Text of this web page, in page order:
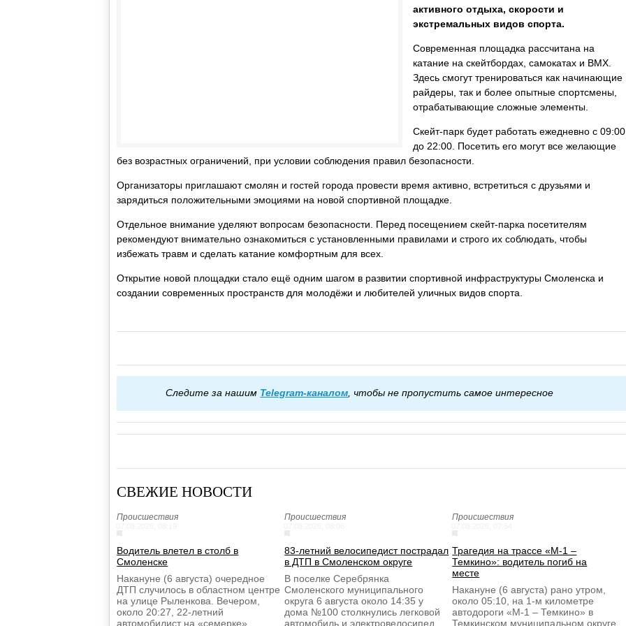
активного отдыха, скорости и
экстремальных видов спорта.
Современная площадка рассчитана на
катание на скейтбордах, самокатах и BMX.
Здесь смогут тренироваться как начинающие
райдеры, так и более опытные спортсмены,
отрабатывающие сложные элементы.
Скейт-парк будет работать ежедневно с 09:00
до 22:00. Посетить его могут все желающие
без возрастных ограничений, при условии соблюдения правил безопасности.
Организаторы приглашают смолян и гостей города провести время активно, встретиться с друзьями и
зарядиться положительными эмоциями на новой спортивной площадке.
Отдельное внимание уделяют вопросам безопасности. Перед посещением скейт-парка посетителям
рекомендуют внимательно ознакомиться с установленными правилами и строго их соблюдать, чтобы
избежать травм и сделать катание комфортным для всех.
Открытие новой площадки стало ещё одним шагом в развитии спортивной инфраструктуры Смоленска и
создании современных пространств для молодёжи и любителей уличных видов спорта.
Следите за нашим Telegram-каналом , чтобы не пропустить самое интересное
СВЕЖИЕ НОВОСТИ
Происшествия
Водитель влетел в столб в
Смоленске
Накануне (6 августа) очередное
ДТП случилось в областном центре
на улице Рыленкова. Вечером,
около 20:27, 22-летний
автомобилист на «семерке»
Происшествия
83-летний велосипедист пострадал
в ДТП в Смоленском округе
В поселке Серебрянка
Смоленского муниципального
округа 6 августа около 14:35 у
дома №100 столкнулись легковой
автомобиль и электровелосипед.
Происшествия
Трагедия на трассе «М-1 –
Темкино»: водитель погиб на
месте
Накануне (6 августа) рано утром,
около 05:10, на 1-м километре
автодороги «М-1 – Темкино» в
Темкинском муниципальном округе